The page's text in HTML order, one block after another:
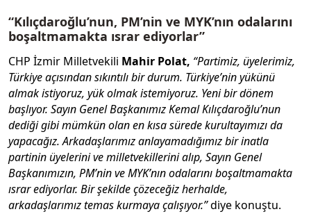
“Kılıçdaroğlu’nun, PM’nin ve MYK’nın odalarını
boşaltmamakta ısrar ediyorlar”
CHP İzmir Milletvekili Mahir Polat, “Partimiz, üyelerimiz,
Türkiye açısından sıkıntılı bir durum. Türkiye’nin yükünü
almak istiyoruz, yük olmak istemiyoruz. Yeni bir dönem
başlıyor. Sayın Genel Başkanımız Kemal Kılıçdaroğlu’nun
dediği gibi mümkün olan en kısa sürede kurultayımızı da
yapacağız. Arkadaşlarımız anlayamadığımız bir inatla
partinin üyelerini ve milletvekillerini alıp, Sayın Genel
Başkanımızın, PM’nin ve MYK’nın odalarını boşaltmamakta
ısrar ediyorlar. Bir şekilde çözeceğiz herhalde,
arkadaşlarımız temas kurmaya çalışıyor.”diye konuştu.